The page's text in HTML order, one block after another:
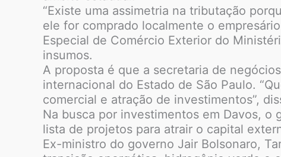
“Existe uma assimetria na tributação
ele for comprado localmente o
Especial de Comércio Exterior do
insumos.
A proposta é que a secretaria de
internacional do Estado de São Paulo.
comercial e atração de investimentos”,
Na busca por investimentos em Davos,
lista de projetos para atrair o capital
Ex-ministro do governo Jair Bolsonaro,